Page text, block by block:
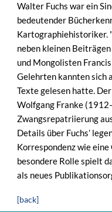
Walter Fuchs war ein
bedeutender
Kartographiehistoriker.
neben kleinen
und Mongolisten
Gelehrten kannten sich
Texte gelesen hatte.
Wolfgang Franke
Zwangsrepatriierung
Details über Fuchs’
Korrespondenz wie
besondere Rolle spielt
als neues
[back]